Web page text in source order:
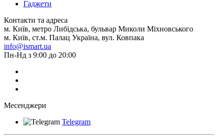
Гаджети
Контакти та адреса
м. Київ, метро Либідська, бульвар Миколи Міхновського
м. Київ, ст.м. Палац Україна, вул. Ковпака
info@ismart.ua
Пн-Нд з 9:00 до 20:00
Месенджери
Telegram